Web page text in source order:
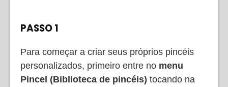
PASSO 1
Para começar a criar seus próprios pincéis
personalizados, primeiro entre no menu
Pincel (Biblioteca de pincéis) tocando na